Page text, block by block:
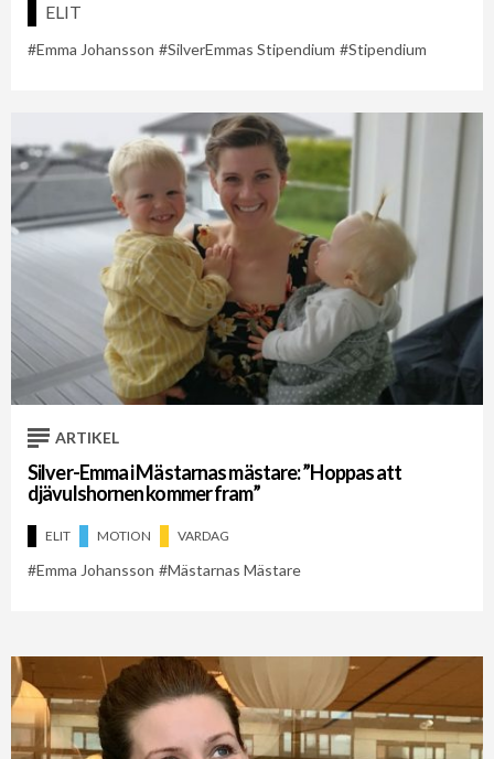
ELIT
Emma Johansson SilverEmmas Stipendium Stipendium
ARTIKEL
Silver-Emma i Mästarnas mästare: ”Hoppas att
djävulshornen kommer fram”
ELIT MOTION VARDAG
Emma Johansson Mästarnas Mästare